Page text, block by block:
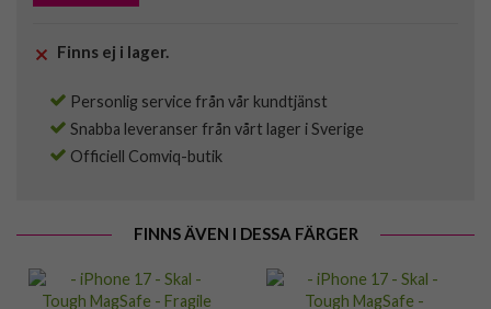
Finns ej i lager.
Personlig service från vår kundtjänst
Snabba leveranser från vårt lager i Sverige
Officiell Comviq-butik
FINNS ÄVEN I DESSA FÄRGER